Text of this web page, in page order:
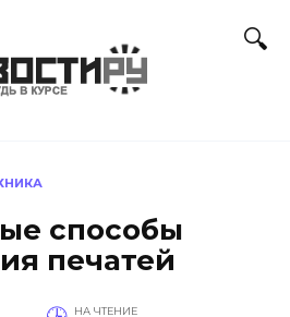
способы
печатей
НА ЧТЕНИЕ